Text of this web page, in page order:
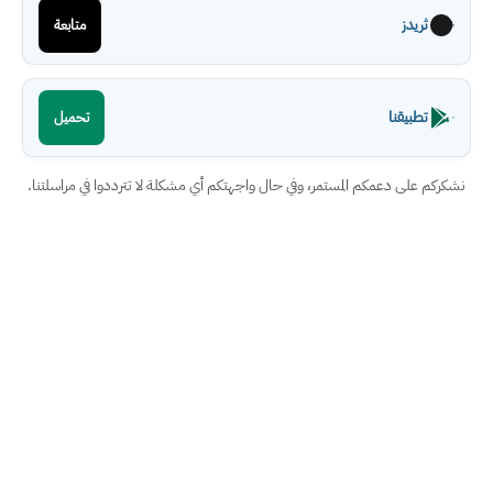
ثريدز متابعة
تطبيقنا تحميل
نشكركم على دعمكم المستمر، وفي حال واجهتكم أي مشكلة لا تترددوا في مراسلتنا.